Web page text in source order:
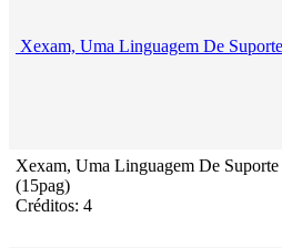
Xexam, Uma Linguagem De
Xexam, Uma Linguagem De
(15pag)
Créditos: 4